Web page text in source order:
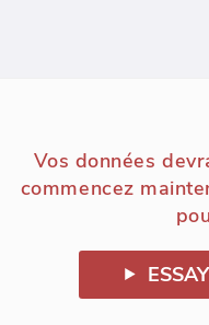
Vos données
commencez